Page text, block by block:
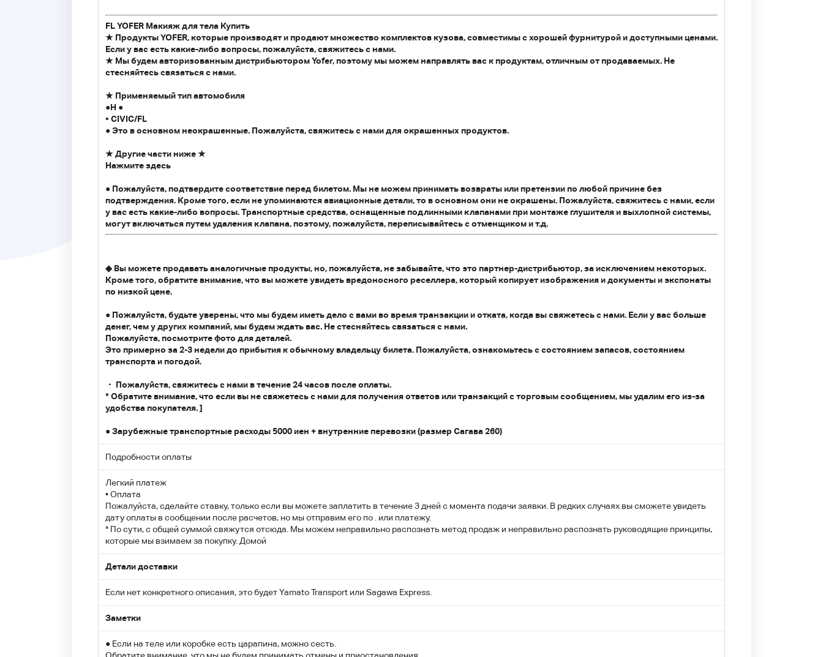
FL YOFER Макияж для тела Купить
★ Продукты YOFER, которые производят и продают множество комплектов кузова, совместимы с хорошей фурнитурой и доступными ценами.
Если у вас есть какие-либо вопросы, пожалуйста, свяжитесь с нами.
★ Мы будем авторизованным дистрибьютором Yofer, поэтому мы можем направлять вас к продуктам, отличным от продаваемых. Не
стесняйтесь связаться с нами.
★ Применяемый тип автомобиля
●H ●
• CIVIC/FL
● Это в основном неокрашенные. Пожалуйста, свяжитесь с нами для окрашенных продуктов.
★ Другие части ниже ★
Нажмите здесь
● Пожалуйста, подтвердите соответствие перед билетом. Мы не можем принимать возвраты или претензии по любой причине без
подтверждения. Кроме того, если не упоминаются авиационные детали, то в основном они не окрашены. Пожалуйста, свяжитесь с нами, если
у вас есть какие-либо вопросы. Транспортные средства, оснащенные подлинными клапанами при монтаже глушителя и выхлопной системы,
могут включаться путем удаления клапана, поэтому, пожалуйста, переписывайтесь с отменщиком и т.д.
◆ Вы можете продавать аналогичные продукты, но, пожалуйста, не забывайте, что это партнер-дистрибьютор, за исключением некоторых.
Кроме того, обратите внимание, что вы можете увидеть вредоносного реселлера, который копирует изображения и документы и экспонаты
по низкой цене.
● Пожалуйста, будьте уверены, что мы будем иметь дело с вами во время транзакции и отката, когда вы свяжетесь с нами. Если у вас больше
денег, чем у других компаний, мы будем ждать вас. Не стесняйтесь связаться с нами.
Пожалуйста, посмотрите фото для деталей.
Это примерно за 2-3 недели до прибытия к обычному владельцу билета. Пожалуйста, ознакомьтесь с состоянием запасов, состоянием
транспорта и погодой.
・ Пожалуйста, свяжитесь с нами в течение 24 часов после оплаты.
* Обратите внимание, что если вы не свяжетесь с нами для получения ответов или транзакций с торговым сообщением, мы удалим его из-за
удобства покупателя. ]
● Зарубежные транспортные расходы 5000 иен + внутренние перевозки (размер Сагава 260)
Подробности оплаты
Легкий платеж
• Оплата
Пожалуйста, сделайте ставку, только если вы можете заплатить в течение 3 дней с момента подачи заявки. В редких случаях вы сможете увидеть
дату оплаты в сообщении после расчетов, но мы отправим его по . или платежу.
* По сути, с общей суммой свяжутся отсюда. Мы можем неправильно распознать метод продаж и неправильно распознать руководящие принципы,
которые мы взимаем за покупку. Домой
Детали доставки
Если нет конкретного описания, это будет Yamato Transport или Sagawa Express.
Заметки
● Если на теле или коробке есть царапина, можно сесть.